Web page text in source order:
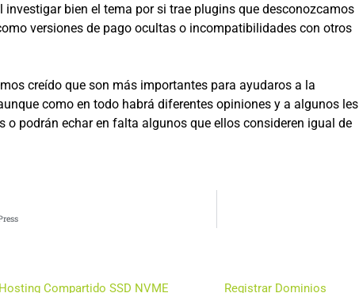
investigar bien el tema por si trae plugins que desconozcamos
versiones de pago ocultas o incompatibilidades con otros
creído que son más importantes para ayudaros a la
como en todo habrá diferentes opiniones y a algunos les
o podrán echar en falta algunos que ellos consideren igual de
Hosting Compartido SSD NVME Registrar Dominios